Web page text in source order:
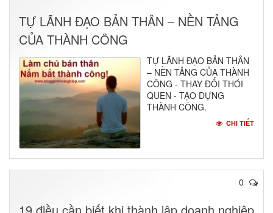
TỰ LÃNH ĐẠO BẢN THÂN – NỀN TẢNG
CỦA THÀNH CÔNG
TỰ LÃNH ĐẠO BẢN THÂN
– NỀN TẢNG CỦA THÀNH
CÔNG - THAY ĐỔI THÓI
QUEN - TẠO DỰNG
THÀNH CÔNG.
CHI TIẾT
0